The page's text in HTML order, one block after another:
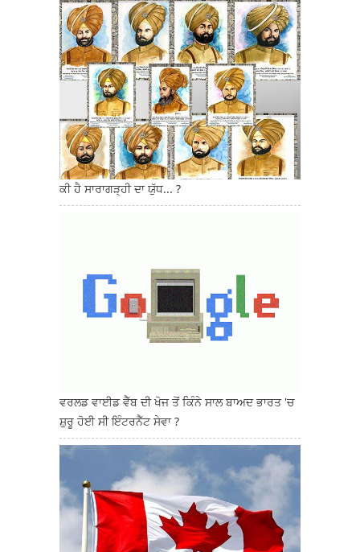
ਕੀ ਹੈ ਸਾਰਾਗੜ੍ਹੀ ਦਾ ਯੁੱਧ... ?
ਵਰਲਡ ਵਾਈਡ ਵੈੱਬ ਦੀ ਖੋਜ ਤੋਂ ਕਿੰਨੇ ਸਾਲ ਬਾਅਦ ਭਾਰਤ 'ਚ
ਸ਼ੁਰੂ ਹੋਈ ਸੀ ਇੰਟਰਨੈੱਟ ਸੇਵਾ ?